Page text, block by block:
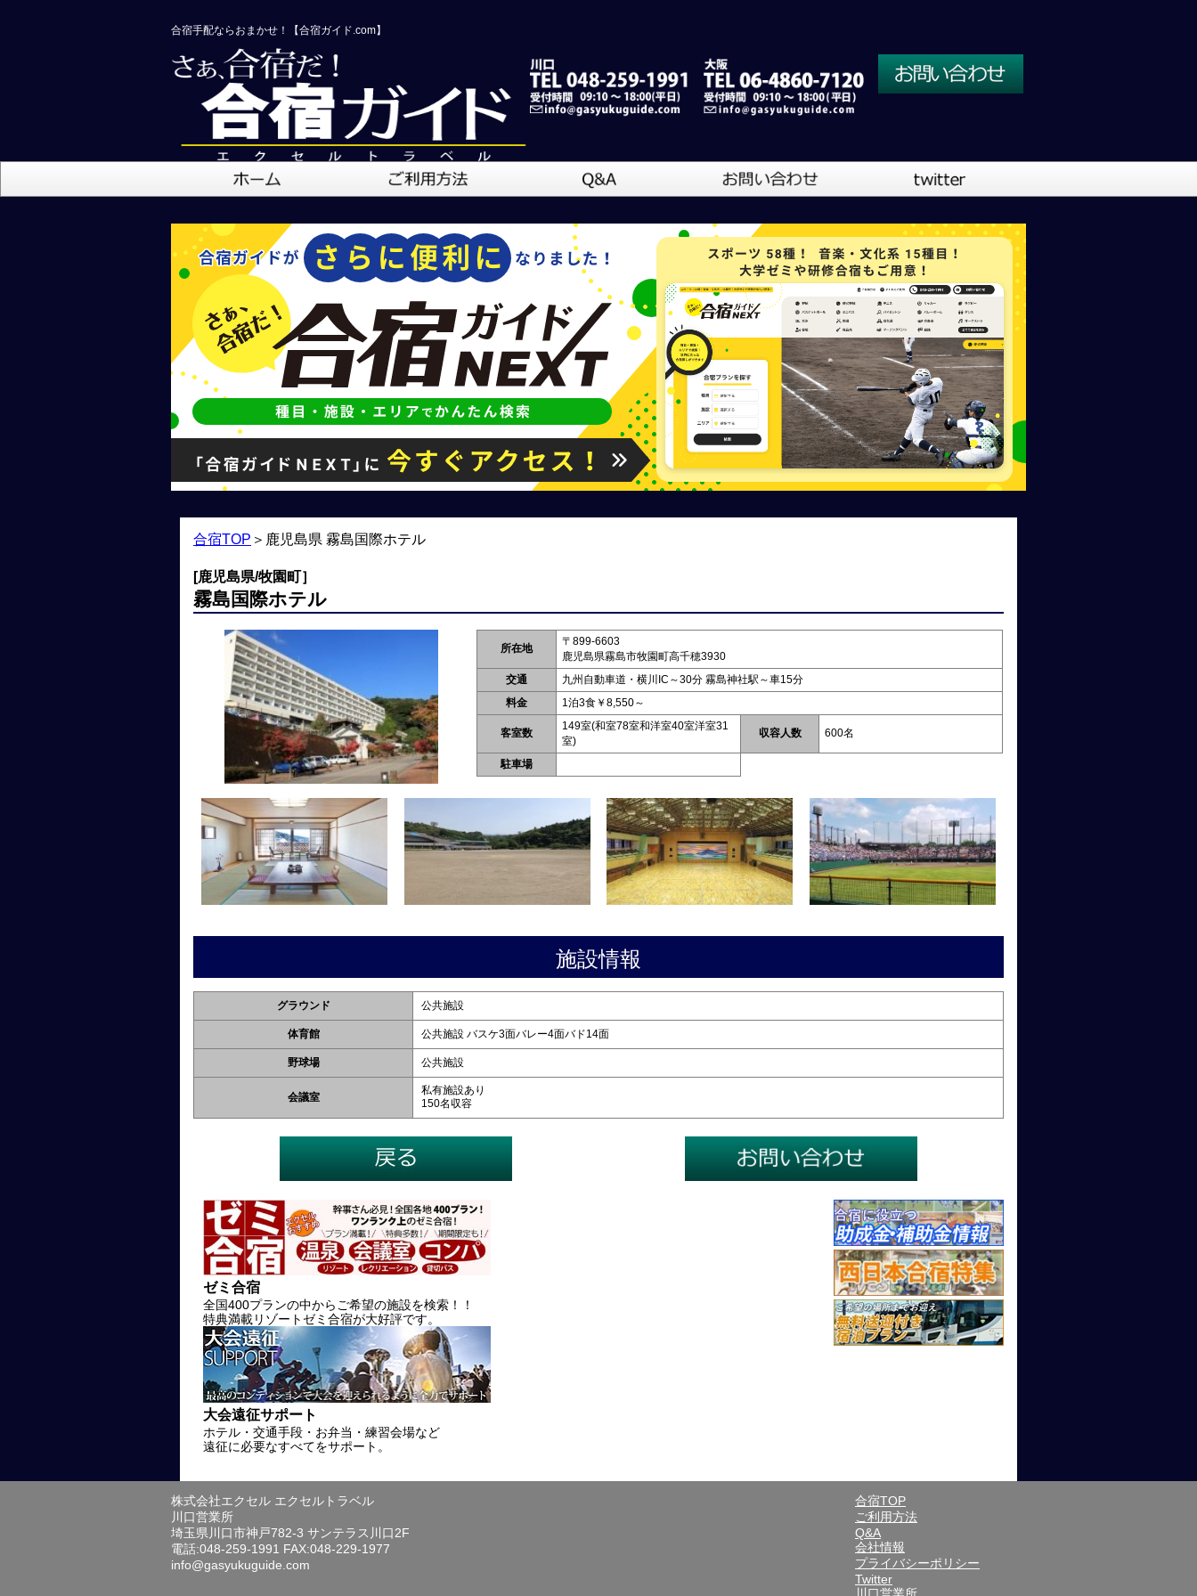
合宿手配ならおまかせ！【合宿ガイド.com】
大阪営業所
吹奏楽
合宿TOP ＞ 鹿児島県 霧島国際ホテル
[鹿児島県/牧園町］
霧島国際ホテル
所在地
〒899-6603
鹿児島県霧島市牧園町高千穂3930
交通
九州自動車道・横川IC～30分 霧島神社駅～車15分
料金
1泊3食￥8,550～
客室数
149室(和室78室和洋室40室洋室31
室)
収容人数 600名
駐車場
施設情報
グラウンド 公共施設
体育館 公共施設 バスケ3面バレー4面バド14面
野球場 公共施設
会議室
私有施設あり
150名収容
ゼミ合宿
全国400プランの中からご希望の施設を検索！！
特典満載リゾートゼミ合宿が大好評です。
大会遠征サポート
ホテル・交通手段・お弁当・練習会場など
遠征に必要なすべてをサポート。
株式会社エクセル エクセルトラベル
川口営業所
埼玉県川口市神戸782-3 サンテラス川口2F
電話:048-259-1991 FAX:048-229-1977
info@gasyukuguide.com
合宿TOP
ご利用方法
Q&A
会社情報
プライバシーポリシー
Twitter